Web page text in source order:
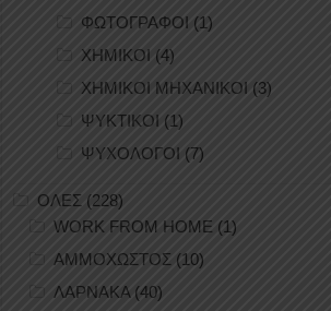
ΦΩΤΟΓΡΑΦΟΙ (1)
ΧΗΜΙΚΟΙ (4)
ΧΗΜΙΚΟΙ ΜΗΧΑΝΙΚΟΙ (3)
ΨΥΚΤΙΚΟΙ (1)
ΨΥΧΟΛΟΓΟΙ (7)
ΟΛΕΣ (228)
WORK FROM HOME (1)
ΑΜΜΟΧΩΣΤΟΣ (10)
ΛΑΡΝΑΚΑ(40)